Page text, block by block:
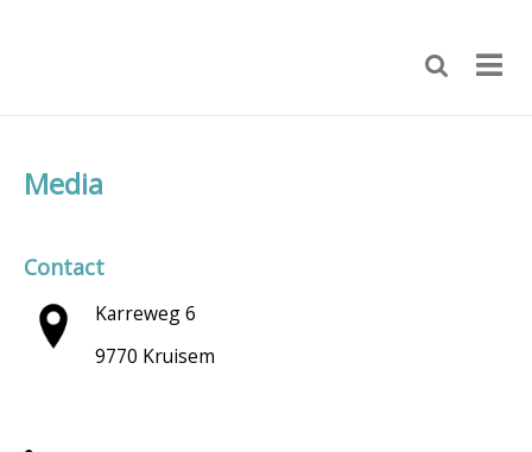
Media
Contact
Karreweg 6
9770 Kruisem